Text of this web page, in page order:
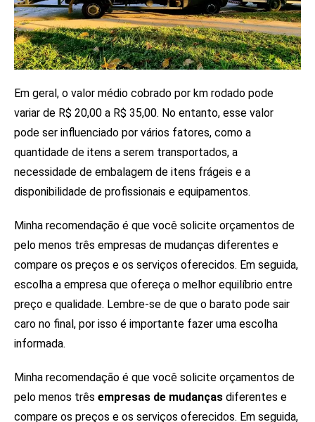
Em geral, o valor médio cobrado por km rodado pode
variar de R$ 20,00 a R$ 35,00. No entanto, esse valor
pode ser influenciado por vários fatores, como a
quantidade de itens a serem transportados, a
necessidade de embalagem de itens frágeis e a
disponibilidade de profissionais e equipamentos.
Minha recomendação é que você solicite orçamentos de
pelo menos três empresas de mudanças diferentes e
compare os preços e os serviços oferecidos. Em seguida,
escolha a empresa que ofereça o melhor equilíbrio entre
preço e qualidade. Lembre-se de que o barato pode sair
caro no final, por isso é importante fazer uma escolha
informada.
Minha recomendação é que você solicite orçamentos de
pelo menos três empresas de mudanças diferentes e
compare os preços e os serviços oferecidos. Em seguida,